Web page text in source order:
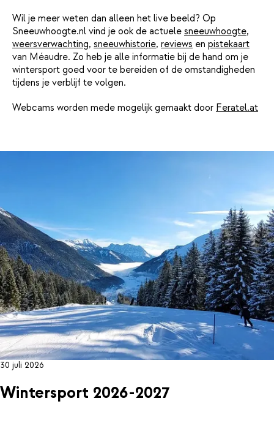
Wil je meer weten dan alleen het live beeld? Op
Sneeuwhoogte.nl vind je ook de actuele sneeuwhoogte,
weersverwachting, sneeuwhistorie, reviews en pistekaart
van Méaudre. Zo heb je alle informatie bij de hand om je
wintersport goed voor te bereiden of de omstandigheden
tijdens je verblijf te volgen.
Webcams worden mede mogelijk gemaakt door Feratel.at
30 juli 2026
Wintersport 2026-2027